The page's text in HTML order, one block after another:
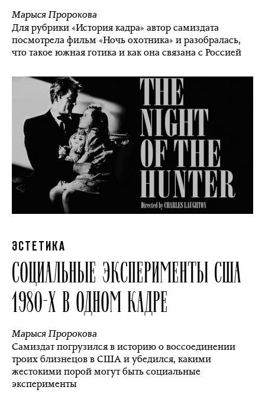
Марыся Пророкова
Для рубрики «История кадра» автор самиздата
посмотрела фильм «Ночь охотника» и разобралась,
что такое южная готика и как она связана с Россией
ЭСТЕТИКА
СОЦИАЛЬНЫЕ ЭКСПЕРИМЕНТЫ США
1980-Х В ОДНОМ КАДРЕ
Марыся Пророкова
Самиздат погрузился в историю о воссоединении
троих близнецов в США и убедился, какими
жестокими порой могут быть социальные
эксперименты